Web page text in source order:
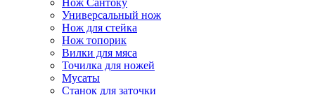
Нож Сантоку
Универсальный нож
Нож для стейка
Нож топорик
Вилки для мяса
Точилка для ножей
Мусаты
Станок для заточки